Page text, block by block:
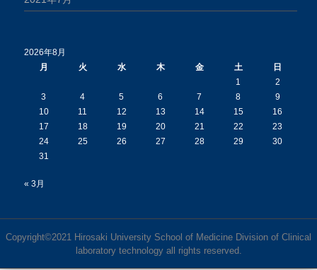
2026年8月
月
火 水 木 金 土
日
1
2
3
4 5 6 7 8
9
10
11 12 13 14 15
16
17
18 19 20 21 22
23
24
25 26 27 28 29
30
31
« 3月
Copyright©2021 Hirosaki University School of Medicine Division of Clinical
laboratory technology all rights reserved.